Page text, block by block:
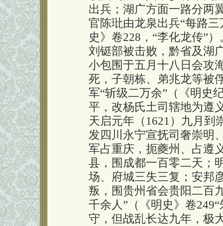
出兵；湖广方面一路分两
官陈玭由龙泉出兵“每路
史》卷228，“李化龙传”
刘铤部被击败，黔省及湖
小包围于五月十八日会攻
死，子朝栋、弟兆龙等被
军“斩级二万余”（《明史
平，改杨氏土司辖地为遵
天启元年（1621）九月到
发四川永宁宣抚司奢崇明
军占重庆，扼夔州、占遵
县，围成都一百零二天；
场、府城三失三复；安邦
叛，围贵州省会贵阳二百
千余人”（《明史》卷
守，但战乱长达九年，极